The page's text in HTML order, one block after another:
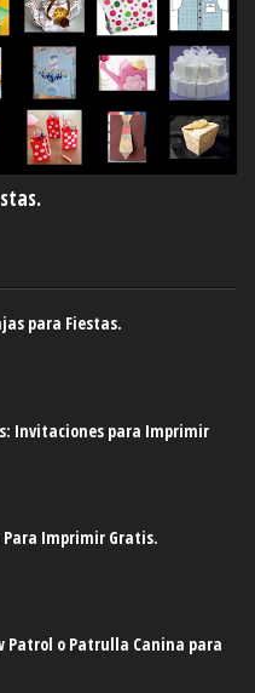
para Fiestas.
Invitaciones para Imprimir
Para Imprimir Gratis.
Patrol o Patrulla Canina para